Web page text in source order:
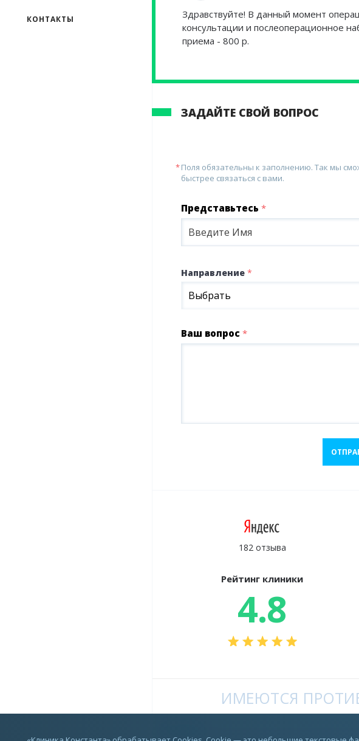
Здравствуйте! В данный момент
консультации и послеоперационное
приема - 800 р.
ЗАДАЙТЕ СВОЙ ВОПРОС
Поля обязательны к заполнению. Так мы
быстрее связаться с вами.
Представьтесь *
Направление *
Выбрать
Ваш вопрос *
182 отзыва
Рейтинг клиники
4.8
КОНТАКТЫ
ИМЕЮТСЯ